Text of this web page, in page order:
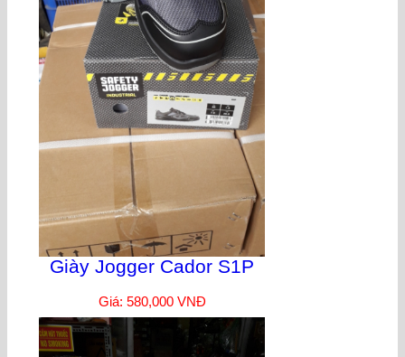
Giày Jogger Cador S1P
Giá: 580,000 VNĐ